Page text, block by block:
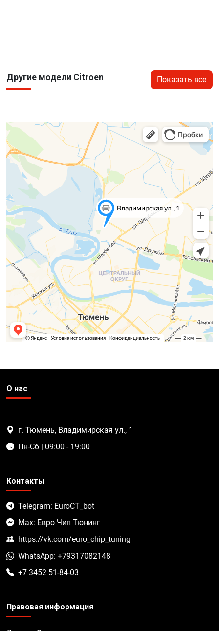
Другие модели Citroen Показать все
О нас
г. Тюмень, Владимирская ул., 1
Пн-Сб | 09:00 - 19:00
Контакты
Telegram: EuroCT_bot
Max: Евро Чип Тюнинг
https://vk.com/euro_chip_tuning
WhatsApp: +79317082148
+7 3452 51-84-03
Правовая информация